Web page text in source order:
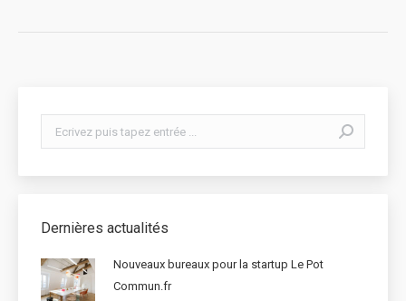
Dernières actualités
Nouveaux bureaux pour la startup Le Pot
Commun.fr